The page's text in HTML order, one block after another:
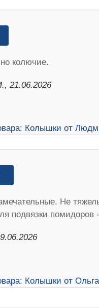
колючие.
21.06.2026
Не
подвязки